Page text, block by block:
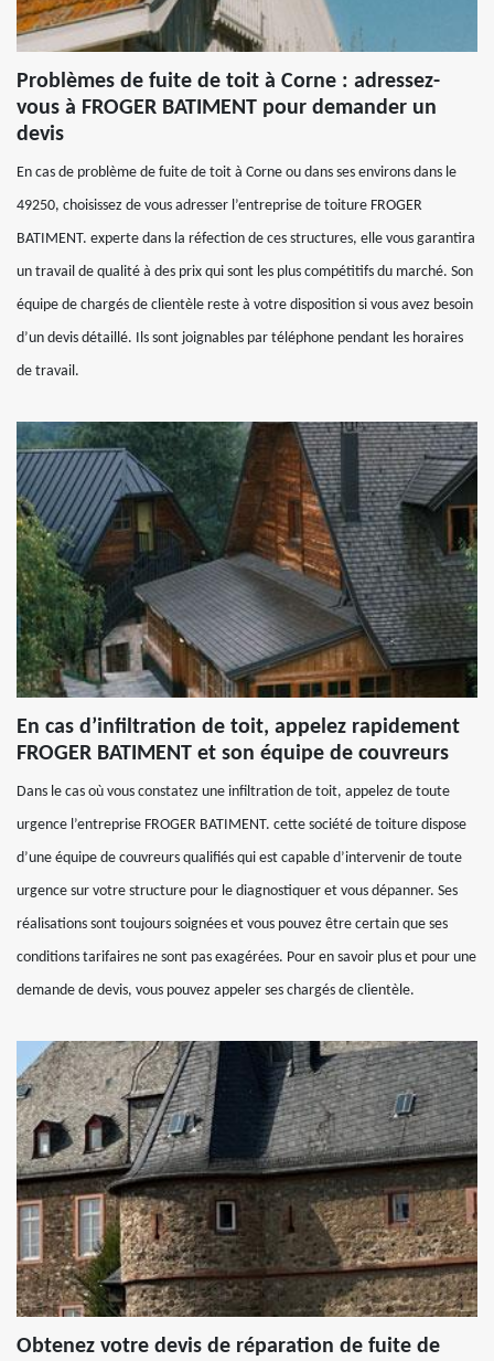
Problèmes de fuite de toit à Corne : adressez-
vous à FROGER BATIMENT pour demander un
devis
En cas de problème de fuite de toit à Corne ou dans ses environs dans le
49250, choisissez de vous adresser l’entreprise de toiture FROGER
BATIMENT. experte dans la réfection de ces structures, elle vous garantira
un travail de qualité à des prix qui sont les plus compétitifs du marché. Son
équipe de chargés de clientèle reste à votre disposition si vous avez besoin
d’un devis détaillé. Ils sont joignables par téléphone pendant les horaires
de travail.
En cas d’infiltration de toit, appelez rapidement
FROGER BATIMENT et son équipe de couvreurs
Dans le cas où vous constatez une infiltration de toit, appelez de toute
urgence l’entreprise FROGER BATIMENT. cette société de toiture dispose
d’une équipe de couvreurs qualifiés qui est capable d’intervenir de toute
urgence sur votre structure pour le diagnostiquer et vous dépanner. Ses
réalisations sont toujours soignées et vous pouvez être certain que ses
conditions tarifaires ne sont pas exagérées. Pour en savoir plus et pour une
demande de devis, vous pouvez appeler ses chargés de clientèle.
Obtenez votre devis de réparation de fuite de